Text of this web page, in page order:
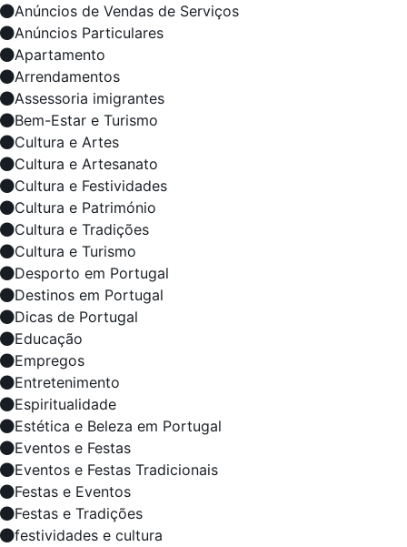
Anúncios de Vendas de Serviços
Anúncios Particulares
Apartamento
Arrendamentos
Assessoria imigrantes
Bem-Estar e Turismo
Cultura e Artes
Cultura e Artesanato
Cultura e Festividades
Cultura e Património
Cultura e Tradições
Cultura e Turismo
Desporto em Portugal
Destinos em Portugal
Dicas de Portugal
Educação
Empregos
Entretenimento
Espiritualidade
Estética e Beleza em Portugal
Eventos e Festas
Eventos e Festas Tradicionais
Festas e Eventos
Festas e Tradições
festividades e cultura